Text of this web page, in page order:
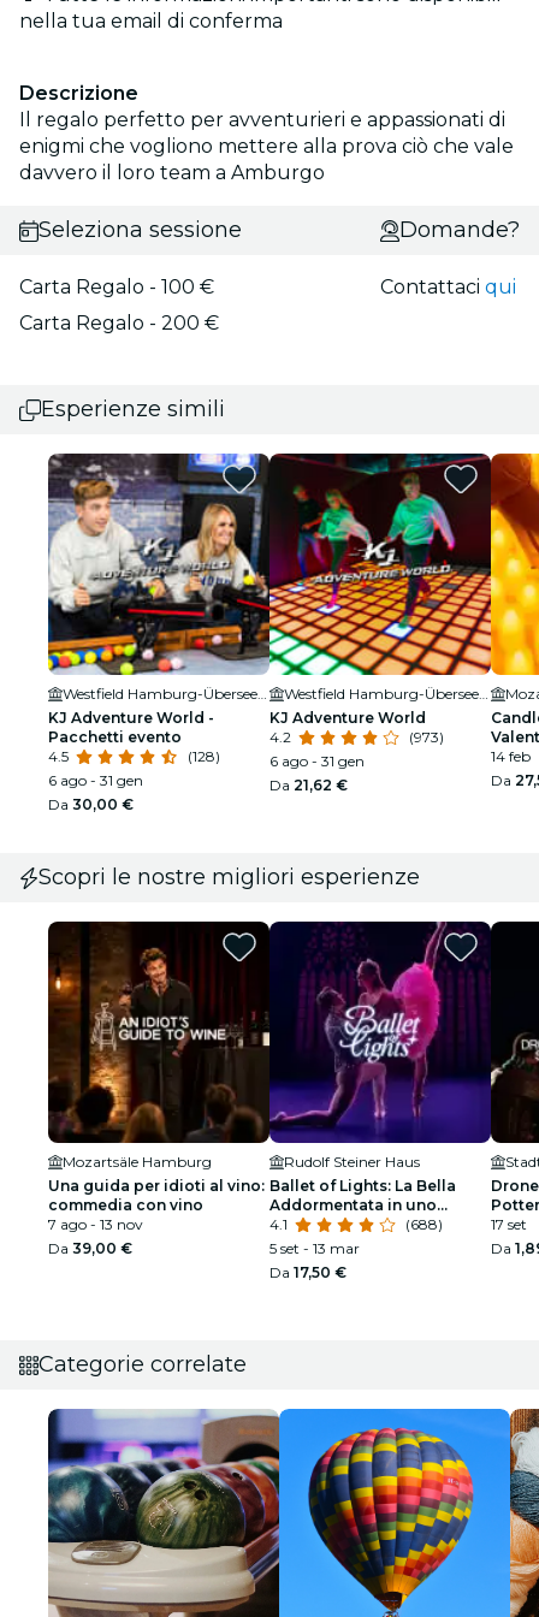
nella tua email di conferma
Descrizione
Il regalo perfetto per avventurieri e appassionati di
enigmi che vogliono mettere alla prova ciò che vale
davvero il loro team a Amburgo
Seleziona sessione
Carta Regalo - 100 €
Carta Regalo - 200 €
Domande?
Contattaciqui
Esperienze simili
Westfield Hamburg-Überseequartier
KJ Adventure World -
Pacchetti evento
4.5
(128)
6 ago - 31 gen
Da 30,00 €
Westfield Hamburg-Überseequartier
KJ Adventure World
4.2
(973)
6 ago - 31 gen
Da 21,62 €
14 feb
Da
Scopri le nostre migliori esperienze
Mozartsäle Hamburg
Una guida per idioti al vino:
commedia con vino
7 ago - 13 nov
Da 39,00 €
Rudolf Steiner Haus
Ballet of Lights: La Bella
Addormentata in uno
spettacolo scintillante
4.1
(688)
5 set - 13 mar
Da 17,50 €
17 set
Da
Categorie correlate